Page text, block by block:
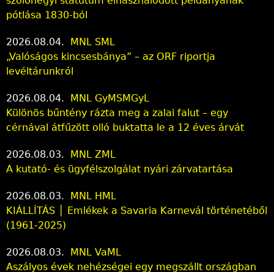
pótlása 1830-ból
2026.08.04.
MNL SML
„Valóságos kincsesbánya” – az ORF riportja
levéltárunkról
2026.08.04.
MNL GyMSMGyL
Különös bűntény rázta meg a zalai falut – egy
cérnával átfűzött olló buktatta le a 12 éves árvát
2026.08.03.
MNL ZML
A kutató- és ügyfélszolgálat nyári zárvatartása
2026.08.03.
MNL HML
KIÁLLÍTÁS │ Emlékek a Savaria Karnevál történetéből
(1961-2025)
2026.08.03.
MNL VaML
Aszályos évek nehézségei egy megszállt országban